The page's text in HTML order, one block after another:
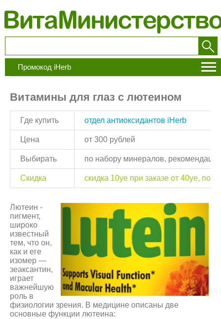
Промокод iHerb
Витамины для глаз с лютеином
Где купить отдел антиоксидантов iHerb
Цена от 300 рублей
Выбирать по набору минералов,
Скидка скидка 10уе при заказе от 40уе, по
Лютеин -
пигмент,
широко
известный
тем, что он,
как и еге
изомер —
зеаксантин,
играет
важнейшую
роль в
физиологии зрения. В медицине описаны две
основные функции лютеина: